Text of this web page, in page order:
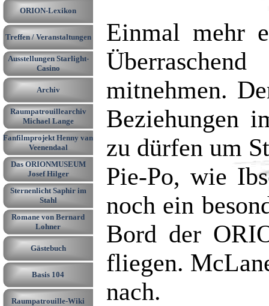
ORION-Lexikon
Treffen / Veranstaltungen
Ausstellungen Starlight-
Casino
▼
Archiv ▼
Raumpatrouillearchiv
Michael Lange
▼
Fanfilmprojekt Henny van
Veenendaal
Das ORIONMUSEUM
Josef Hilger
Sternenlicht Saphir im
Stahl
Romane von Bernard
Lohner
Gästebuch
Basis 104
Raumpatrouille-Wiki
Einmal mehr
mitnehmen.
Beziehungen
zu dürfen um
Pie-Po, wie
noch ein
Bord der
fliegen.
nach.